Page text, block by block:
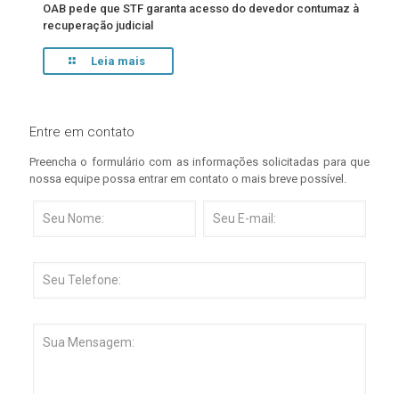
OAB pede que STF garanta acesso do devedor contumaz à
recuperação judicial
Leia mais
Entre em contato
Preencha o formulário com as informações solicitadas para que
nossa equipe possa entrar em contato o mais breve possível.